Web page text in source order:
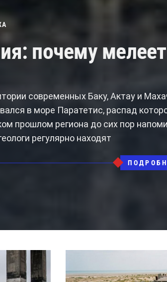
почему
современных Баку, Актау и
в море Паратетис, распад
прошлом региона до сих пор
регулярно находят